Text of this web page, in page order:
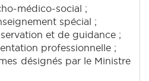
médico-social ;
spécial ;
et de guidance ;
professionnelle ;
désignés par le Ministre